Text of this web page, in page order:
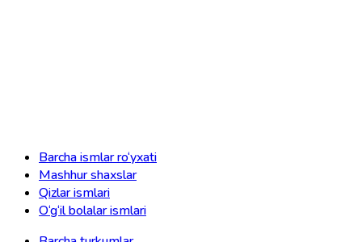
Barcha ismlar ro‘yxati
Mashhur shaxslar
Qizlar ismlari
O‘g‘il bolalar ismlari